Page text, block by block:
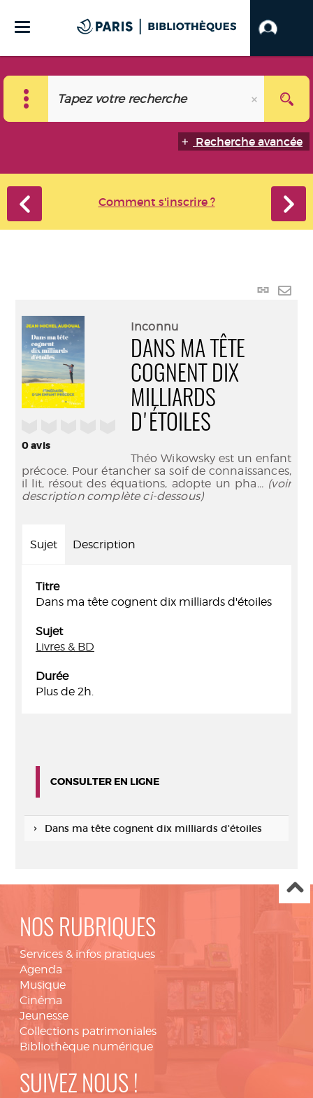
Recherche avancée
Comment s'inscrire ?
Lien
0avis
Inconnu
DANS MA TÊTE
COGNENT DIX
MILLIARDS
D'ÉTOILES
Théo Wikowsky est un enfant
précoce. Pour étancher sa soif de connaissances,
il lit, résout des équations, adopte un pha... (voir
description complète ci-dessous)
Sujet Description
Titre
Dans ma tête cognent dix milliards d'étoiles
Sujet
Livres & BD
Durée
Plus de 2h.
CONSULTER EN LIGNE
Dans ma tête cognent dix milliards d'étoiles
NOS RUBRIQUES
Services & infos pratiques
Agenda
Musique
Cinéma
Jeunesse
Collections patrimoniales
Bibliothèque numérique
SUIVEZ NOUS !